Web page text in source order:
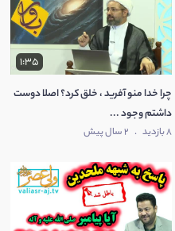
1:35
چرا خدا منو آفرید ، خلق کرد؟ اصلا دوست
داشتم وجود ...
8 بازدید . 2 سال پیش